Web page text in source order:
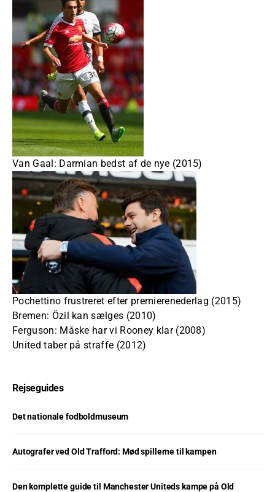
Van Gaal: Darmian bedst af de nye (2015)
Pochettino frustreret efter premierenederlag (2015)
Bremen: Özil kan sælges (2010)
Ferguson: Måske har vi Rooney klar (2008)
United taber på straffe (2012)
Rejseguides
Det nationale fodboldmuseum
Autografer ved Old Trafford: Mød spillerne til kampen
Den komplette guide til Manchester Uniteds kampe på Old